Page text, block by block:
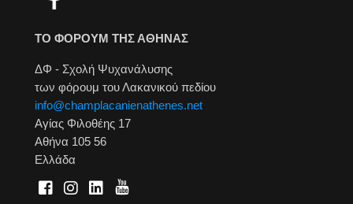
ΤΟ ΦΟΡΟΥΜ ΤΗΣ ΑΘΗΝΑΣ
ΔΦ - Σχολή Ψυχανάλυσης
των φόρουμ του Λακανικού πεδίου
info@champlacanienathenes.net
Αγίας Φιλοθέης 17
Αθήνα 105 56
Ελλάδα